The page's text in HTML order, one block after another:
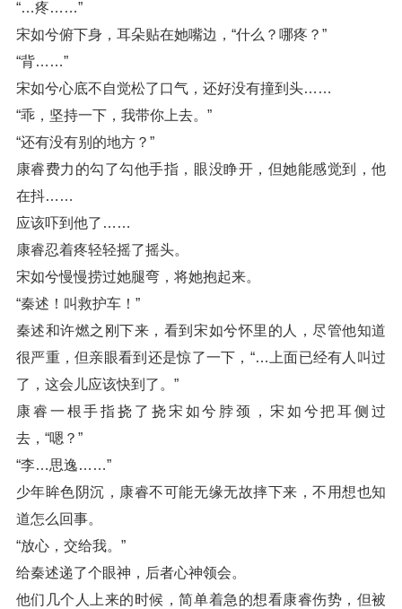
“…疼……”
宋如兮俯下身，耳朵贴在她嘴边，“什么？哪疼？”
“背……”
宋如兮心底不自觉松了口气，还好没有撞到头……
“乖，坚持一下，我带你上去。”
“还有没有别的地方？”
康睿费力的勾了勾他手指，眼没睁开，但她能感觉到，他
在抖……
应该吓到他了……
康睿忍着疼轻轻摇了摇头。
宋如兮慢慢捞过她腿弯，将她抱起来。
“秦述！叫救护车！”
秦述和许燃之刚下来，看到宋如兮怀里的人，尽管他知道
很严重，但亲眼看到还是惊了一下，“…上面已经有人叫过
了，这会儿应该快到了。”
康睿一根手指挠了挠宋如兮脖颈，宋如兮把耳侧过
去，“嗯？”
“李…思逸……”
少年眸色阴沉，康睿不可能无缘无故摔下来，不用想也知
道怎么回事。
“放心，交给我。”
给秦述递了个眼神，后者心神领会。
他们几个人上来的时候，简单着急的想看康睿伤势，但被